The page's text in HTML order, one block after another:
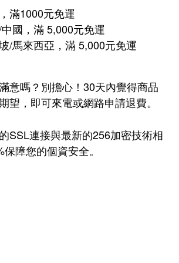
滿1000元免運
國，滿 5,000元免運
/馬來西亞，滿 5,000元免運
意嗎？別擔心！30天內覺得商品
望，即可來電或網路申請退費。
SSL連接與最新的256加密技術相
障您的個資安全。